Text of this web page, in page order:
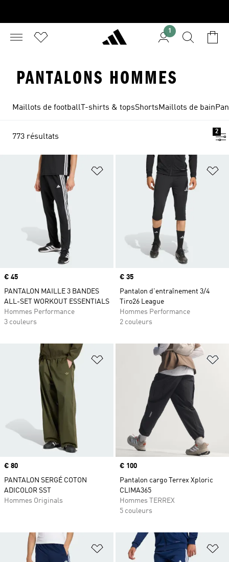
1
PANTALONS HOMMES
Maillots de football T-shirts & topsShortsMaillots de bain
773 résultats
2
Ajouter à la Liste de produits
Prix
€ 45
PANTALON MAILLE 3 BANDES
ALL-SET WORKOUT ESSENTIALS
Hommes Performance
3 couleurs
Prix
€ 35
Pantalon d'entraînement 3/4
Tiro26 League
Hommes Performance
2 couleurs
Ajouter à la Liste de produits
Prix
€ 80
PANTALON SERGÉ COTON
ADICOLOR SST
Hommes Originals
Prix
€ 100
Pantalon cargo Terrex Xploric
CLIMA365
Hommes TERREX
5 couleurs
Ajouter à la Liste de produits